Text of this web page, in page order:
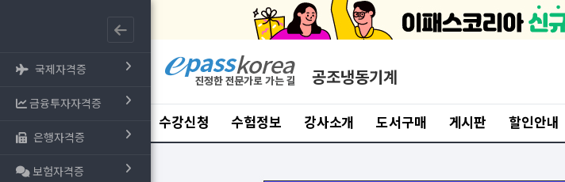
국제자격증
금융투자자격증
은행자격증
보험자격증
공조냉동기계
수강신청 수험정보 강사소개 도서구매 게시판 할인안내